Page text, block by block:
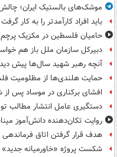
موشک‌های بالستیک ایران؛ چالش
باید افراد کارآمدتر را به کار گرفت
حامیان فلسطین در مکزیک پرچم
دبیرکل سازمان ملل باز هم
آنچه رهبر شهید سال‌ها پیش
حمایت هلندی‌ها از مظلومیت
افشای برکناری در موساد پس از
دستگیری عامل انتشار مطالب
روایت تکان‌دهنده دانش‌آموز
هدف قرار گرفتن اتاق‌
شکست پروژه «خاورمیانه جدید»